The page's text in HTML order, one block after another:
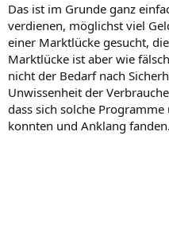
Das ist im Grunde ganz
verdienen, möglichst viel
einer Marktlücke gesucht,
Marktlücke ist aber wie
nicht der Bedarf nach
Unwissenheit der
dass sich solche
konnten und Anklang fanden.